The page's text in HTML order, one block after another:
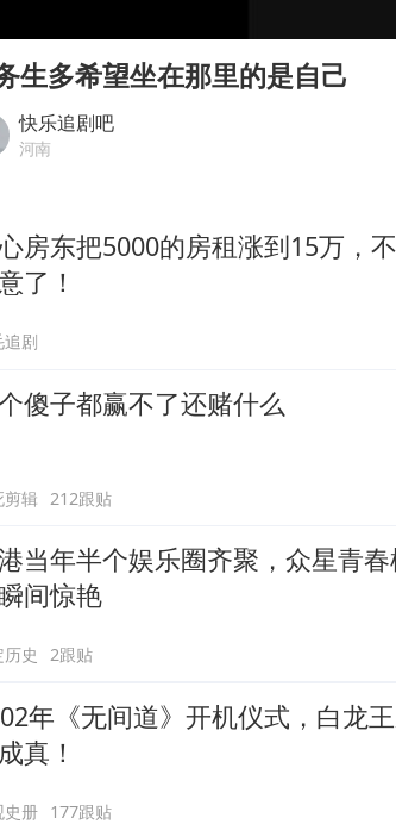
曝美拒绝乌增购“爱国者”
陕西省委书记赶赴柞水县
东方之约 相约未来
生多希望坐在那里的是自己
快乐追剧吧
河南
房东把5000的房租涨到15万，
了！
追剧
傻子都赢不了还赌什么
剪辑 212跟贴
当年半个娱乐圈齐聚，众星青
间惊艳
史 2跟贴
年《无间道》开机仪式，白龙
真！
史册 177跟贴